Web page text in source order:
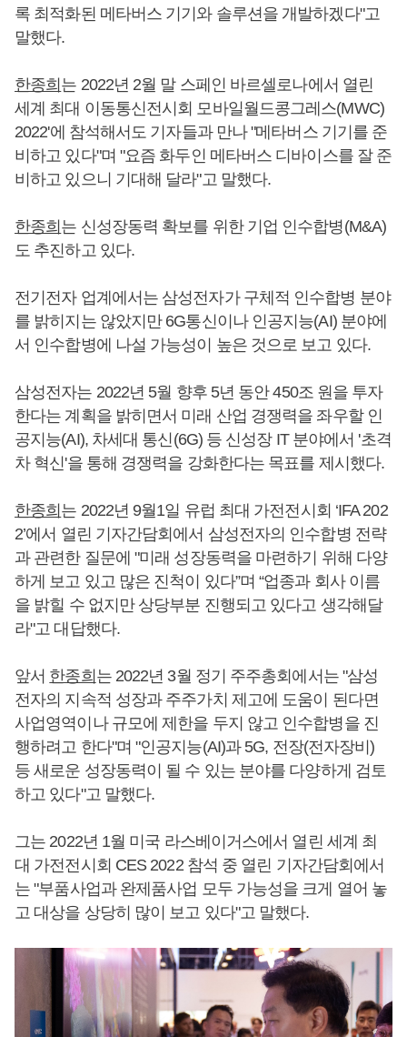
록 최적화된 메타버스 기기와 솔루션을 개발하겠다"고
말했다.
한종희는 2022년 2월 말 스페인 바르셀로나에서 열린
세계 최대 이동통신전시회 모바일월드콩그레스(MWC)
2022'에 참석해서도 기자들과 만나 "메타버스 기기를 준
비하고 있다"며 "요즘 화두인 메타버스 디바이스를 잘 준
비하고 있으니 기대해 달라"고 말했다.
한종희는 신성장동력 확보를 위한 기업 인수합병(M&A)
도 추진하고 있다.
전기전자 업계에서는 삼성전자가 구체적 인수합병 분야
를 밝히지는 않았지만 6G통신이나 인공지능(AI) 분야에
서 인수합병에 나설 가능성이 높은 것으로 보고 있다.
삼성전자는 2022년 5월 향후 5년 동안 450조 원을 투자
한다는 계획을 밝히면서 미래 산업 경쟁력을 좌우할 인
공지능(AI), 차세대 통신(6G) 등 신성장 IT 분야에서 '초격
차 혁신'을 통해 경쟁력을 강화한다는 목표를 제시했다.
한종희는 2022년 9월1일 유럽 최대 가전전시회 ‘IFA 202
2’에서 열린 기자간담회에서 삼성전자의 인수합병 전략
과 관련한 질문에 "미래 성장동력을 마련하기 위해 다양
하게 보고 있고 많은 진척이 있다”며 “업종과 회사 이름
을 밝힐 수 없지만 상당부분 진행되고 있다고 생각해달
라"고 대답했다.
앞서 한종희는 2022년 3월 정기 주주총회에서는 "삼성
전자의 지속적 성장과 주주가치 제고에 도움이 된다면
사업영역이나 규모에 제한을 두지 않고 인수합병을 진
행하려고 한다"며 "인공지능(AI)과 5G, 전장(전자장비)
등 새로운 성장동력이 될 수 있는 분야를 다양하게 검토
하고 있다"고 말했다.
그는 2022년 1월 미국 라스베이거스에서 열린 세계 최
대 가전전시회 CES 2022 참석 중 열린 기자간담회에서
는 "부품사업과 완제품사업 모두 가능성을 크게 열어 놓
고 대상을 상당히 많이 보고 있다"고 말했다.